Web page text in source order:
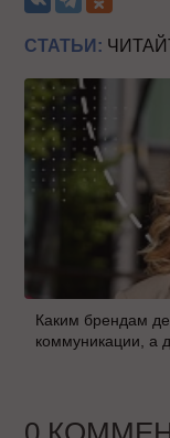
СТАТЬИ:
Каким брендам
коммуникации, а